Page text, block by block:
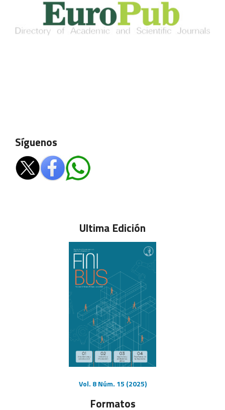
Síguenos
Ultima Edición
Vol. 8 Núm. 15 (2025)
Formatos